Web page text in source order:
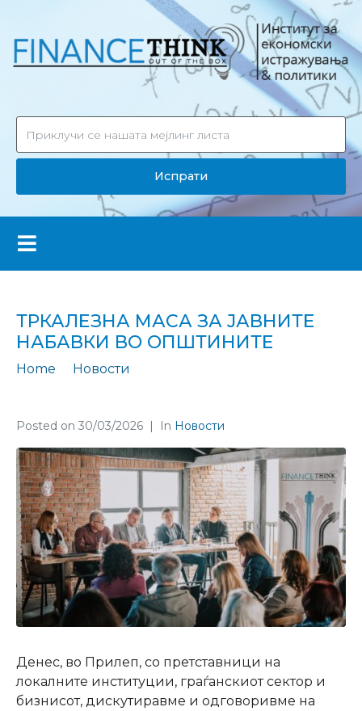
Испрати
ТРКАЛЕЗНА МАСА ЗА ЈАВНИТЕ
НАБАВКИ ВО ОПШТИНИТЕ
Home
Новости
Posted on 30/03/2026 In Новости
Денес, во Прилеп, со претставници на
локалните институции, граѓанскиот сектор и
бизнисот, дискутиравме и одговоривме на